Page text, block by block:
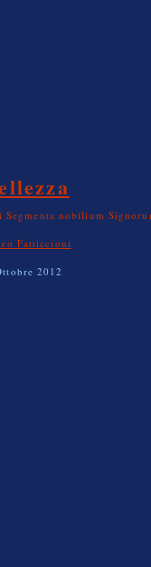
nobilium
Fatticcioni
2012